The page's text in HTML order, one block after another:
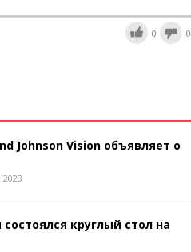
0 0
Johnson Vision объявляет о
2023
состоялся круглый стол на